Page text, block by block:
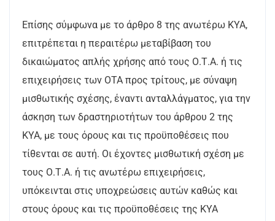
Επίσης σύμφωνα με το άρθρο 8 της ανωτέρω ΚΥΑ,
επιτρέπεται η περαιτέρω μεταβίβαση του
δικαιώματος απλής χρήσης από τους Ο.Τ.Α. ή τις
επιχειρήσεις των ΟΤΑ προς τρίτους, με σύναψη
μισθωτικής σχέσης, έναντι ανταλλάγματος, για την
άσκηση των δραστηριοτήτων του άρθρου 2 της
ΚΥΑ, με τους όρους και τις προϋποθέσεις που
τίθενται σε αυτή. Οι έχοντες μισθωτική σχέση με
τους Ο.Τ.Α. ή τις ανωτέρω επιχειρήσεις,
υπόκεινται στις υποχρεώσεις αυτών καθώς και
στους όρους και τις προϋποθέσεις της ΚΥΑ